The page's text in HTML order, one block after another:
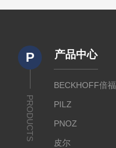
P
PRODUCTS
产品中心
BECKHOFF倍福
PILZ
PNOZ
皮尔